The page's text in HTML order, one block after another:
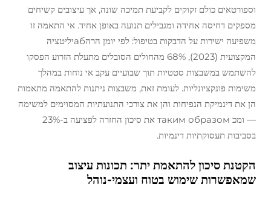
וספורטאים כולם זקוקים לקביעת תמיכה שונה, אך עיצובים קשיחים
מספקים דחיסה אחידה ומגבילים תנועה באופן אחיד. אי התאמה זו
משפיעה ישירות על הדבקות בטיפול: לפי
יומן הרהабיליטציה
המקצועית
(2023), 68% מהחולים הסובלים מתעלת הזרוע הפסקו
להשתמש במשבצות סטטיות תוך שבועיים עקב אי נוחות במהלך
משימות פונקציונליות. לעומת זאת, משבצות ניתנות להתאמה מתאמות
הן את דינמיקת הנפיחות והן את צורכי התנועתיות המסוימים למשימה
— ומכ таким образом את סיכון החזרה לפציעה ב-23%
בסביבות תעסוקתיות דינמיות.
הקטנת סיכון להתאמת יתר: תכונות עיצוב
שמאפשרות שימוש בטוח ועצמי-נוהל